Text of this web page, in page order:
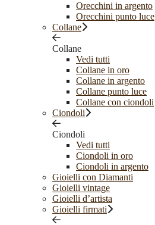
Orecchini in argento
Orecchini punto luce
Collane
Collane
Vedi tutti
Collane in oro
Collane in argento
Collane punto luce
Collane con ciondoli
Ciondoli
Ciondoli
Vedi tutti
Ciondoli in oro
Ciondoli in argento
Gioielli con Diamanti
Gioielli vintage
Gioielli d’artista
Gioielli firmati